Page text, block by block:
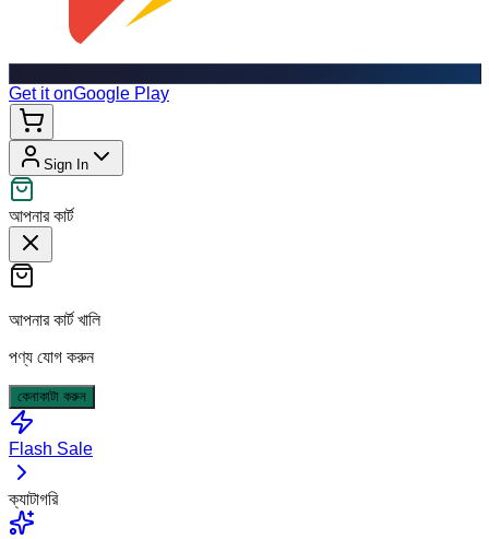
Get it onGoogle Play
Sign In
আপনার কার্ট
আপনার কার্ট খালি
পণ্য যোগ করুন
কেনাকাটা করুন
Flash Sale
ক্যাটাগরি